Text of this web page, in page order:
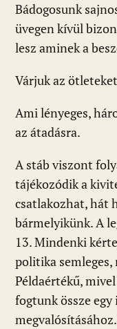
Bádogosunk
üvegen kívül
lesz aminek a
Várjuk az
Ami lényeges,
az átadásra.
A stáb viszont
tájékozódik a
csatlakozhat, hát
bármelyikünk. A
13. Mindenki
politika semleges,
Példaértékű,
fogtunk össze